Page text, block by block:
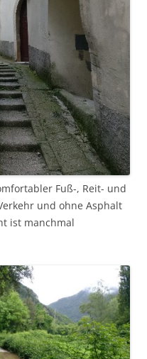
Fuß-, Reit- und
und ohne Asphalt
ist manchmal